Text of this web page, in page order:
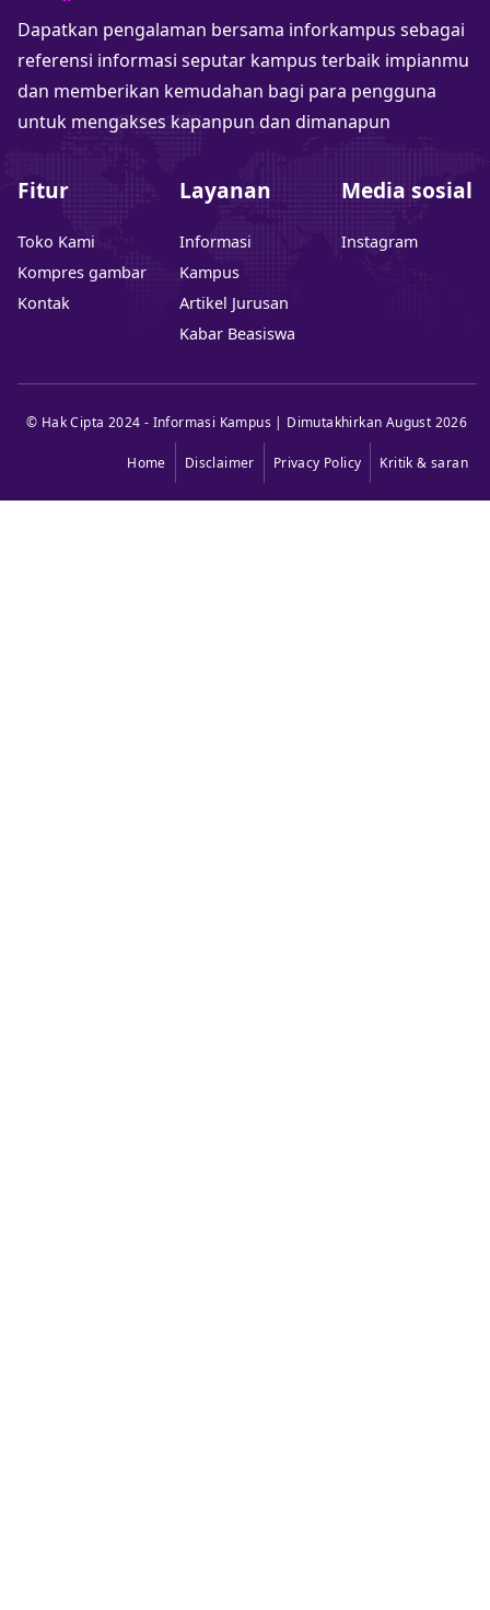
Dapatkan pengalaman bersama inforkampus sebagai
referensi informasi seputar kampus terbaik impianmu
dan memberikan kemudahan bagi para pengguna
untuk mengakses kapanpun dan dimanapun
Fitur
Toko Kami
Kompres gambar
Kontak
Layanan
Informasi
Kampus
Artikel Jurusan
Kabar Beasiswa
Media sosial
Instagram
© Hak Cipta 2024 - Informasi Kampus | Dimutakhirkan August 2026
Home Disclaimer Privacy Policy Kritik & saran